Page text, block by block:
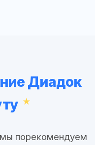
Диадок
порекомендуем